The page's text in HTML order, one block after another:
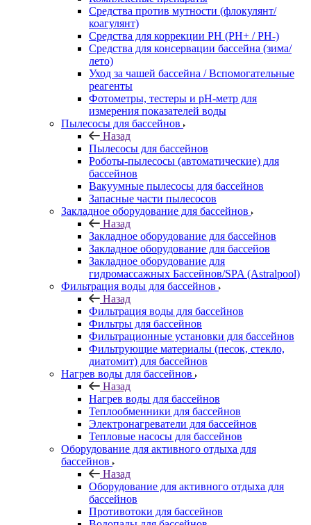
Средства против мутности (флокулянт/
коагулянт)
Средства для коррекции PH (PH+ / PH-)
Средства для консервации бассейна (зима/
лето)
Уход за чашей бассейна / Вспомогательные
реагенты
Фотометры, тестеры и рН-метр для
измерения показателей воды
Пылесосы для бассейнов
Назад
Пылесосы для бассейнов
Роботы-пылесосы (автоматические) для
бассейнов
Вакуумные пылесосы для бассейнов
Запасные части пылесосов
Закладное оборудование для бассейнов
Назад
Закладное оборудование для бассейнов
Закладное оборудование для бассейов
Закладное оборудование для
гидромассажных Бассейнов/SPA (Astralpool)
Фильтрация воды для бассейнов
Назад
Фильтрация воды для бассейнов
Фильтры для бассейнов
Фильтрационные установки для бассейнов
Фильтрующие материалы (песок, стекло,
диатомит) для бассейнов
Нагрев воды для бассейнов
Назад
Нагрев воды для бассейнов
Теплообменники для бассейнов
Электронагреватели для бассейнов
Тепловые насосы для бассейнов
Оборудование для активного отдыха для
бассейнов
Назад
Оборудование для активного отдыха для
бассейнов
Противотоки для бассейнов